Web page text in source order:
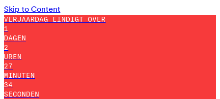
Skip to Content
VERJAARDAG EINDIGT OVER
1
DAGEN
2
UREN
27
MINUTEN
25
SECONDEN